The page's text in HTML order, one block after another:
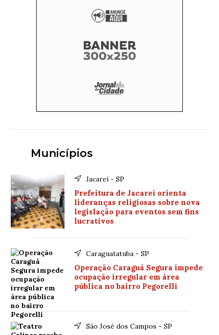
Municípios
Jacareí - SP
Prefeitura de Jacareí orienta
lideranças religiosas sobre nova
legislação para eventos sem fins
lucrativos
Caraguatatuba - SP
Operação Caraguá Segura impede
ocupação irregular em área
pública no bairro Pegorelli
São José dos Campos - SP